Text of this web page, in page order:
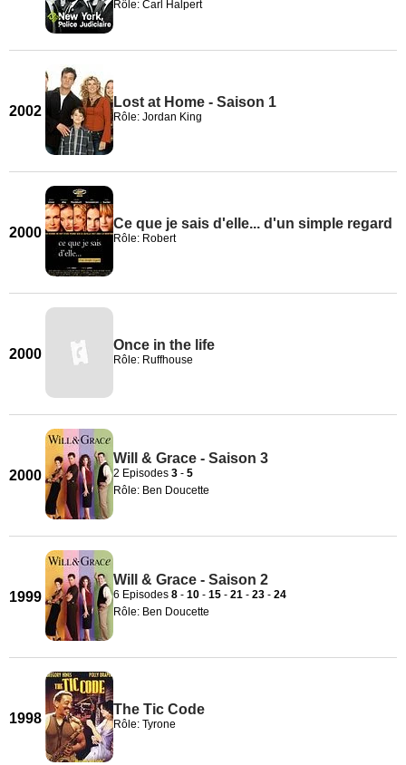
Rôle: Carl Halpert
2002
Lost at Home - Saison 1
Rôle: Jordan King
2000
Ce que je sais d'elle... d'un simple regard
Rôle: Robert
2000
Once in the life
Rôle: Ruffhouse
2000
Will & Grace - Saison 3
2 Episodes 3 - 5
Rôle: Ben Doucette
1999
Will & Grace - Saison 2
6 Episodes 8 - 10 - 15 - 21 - 23 - 24
Rôle: Ben Doucette
1998
The Tic Code
Rôle: Tyrone